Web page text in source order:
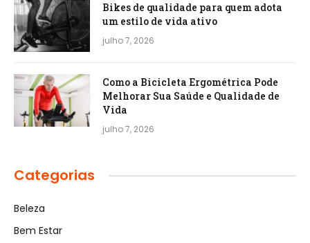
Bikes de qualidade para quem adota
um estilo de vida ativo
julho 7, 2026
Como a Bicicleta Ergométrica Pode
Melhorar Sua Saúde e Qualidade de
Vida
julho 7, 2026
Categorias
Beleza
Bem Estar